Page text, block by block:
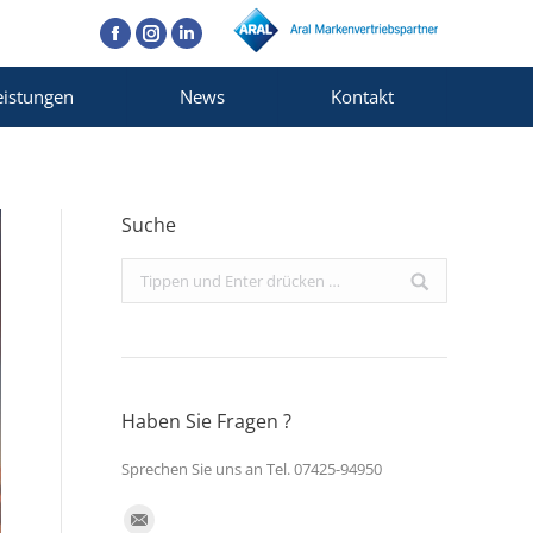
Facebook
InstagramLinkedin
News Kontakt
Suche
Search:
Haben Sie Fragen ?
Sprechen Sie uns an Tel. 07425-94950
Finden Sie uns auf: